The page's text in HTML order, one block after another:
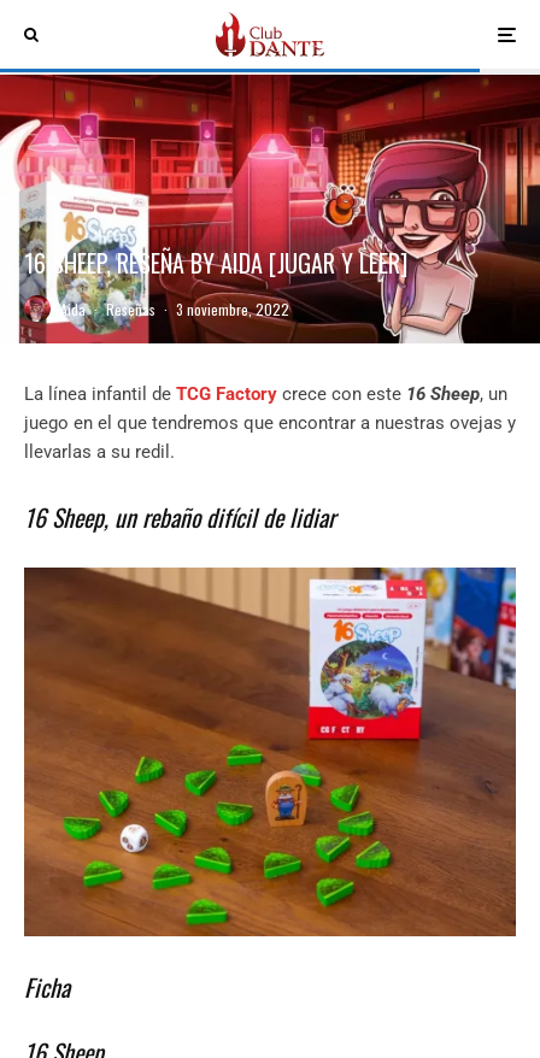
16 SHEEP, RESEÑA BY AIDA [JUGAR Y LEER]
Aida · Reseñas · 3 noviembre, 2022
La línea infantil de TCG Factory crece con este 16 Sheep, un
juego en el que tendremos que encontrar a nuestras ovejas y
llevarlas a su redil.
16 Sheep, un rebaño difícil de lidiar
Ficha